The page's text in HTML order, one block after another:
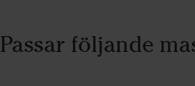
Passar följande